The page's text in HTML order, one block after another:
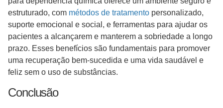
estruturado, com métodos de tratamento personalizado,
suporte emocional e social, e ferramentas para ajudar os
pacientes a alcançarem e manterem a sobriedade a longo
prazo. Esses benefícios são fundamentais para promover
uma recuperação bem-sucedida e uma vida saudável e
feliz sem o uso de substâncias.
Conclusão